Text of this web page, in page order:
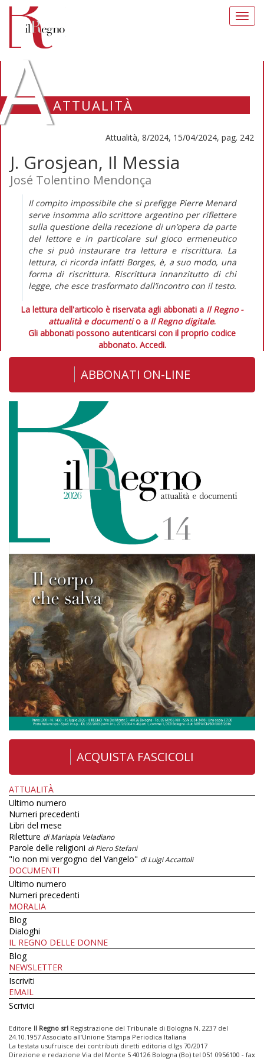
ATTUALITÀ
Attualità, 8/2024, 15/04/2024, pag. 242
J. Grosjean, Il Messia
José Tolentino Mendonça
Il compito impossibile che si prefigge Pierre Menard
serve insomma allo scrittore argentino per riflettere
sulla questione della recezione di un’opera da parte
del lettore e in particolare sul gioco ermeneutico
che si può instaurare tra lettura e riscrittura. La
lettura, ci ricorda infatti Borges, è, a suo modo, una
forma di riscrittura. Riscrittura innanzitutto di chi
legge, che esce trasformato dall’incontro con il testo.
La lettura dell'articolo è riservata agli abbonati a Il Regno -
attualità e documentio a Il Regno digitale.
Gli abbonati possono autenticarsi con il proprio codice
abbonato. Accedi.
ABBONATI ON-LINE
ACQUISTA FASCICOLI
ATTUALITÀ
Ultimo numero
Numeri precedenti
Libri del mese
Riletture di Mariapia Veladiano
Parole delle religioni di Piero Stefani
"Io non mi vergogno del Vangelo" di Luigi Accattoli
DOCUMENTI
Ultimo numero
Numeri precedenti
MORALIA
Blog
Dialoghi
IL REGNO DELLE DONNE
Blog
NEWSLETTER
Iscriviti
EMAIL
Scrivici
Editore Il Regno srl Registrazione del Tribunale di Bologna N. 2237 del
24.10.1957 Associato all’Unione Stampa Periodica Italiana
La testata usufruisce dei contributi diretti editoria d.lgs 70/2017
Direzione e redazione Via del Monte 5 40126 Bologna (Bo) tel 051 0956100 - fax